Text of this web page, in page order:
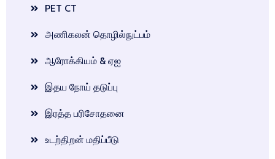
PET CT
அணிகலன் தொழில்நுட்பம்
ஆரோக்கியம் & ஏஐ
இதய நோய் தடுப்பு
இரத்த பரிசோதனை
உடற்திறன் மதிப்பீடு